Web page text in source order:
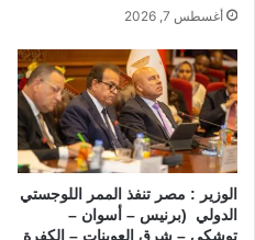
أغسطس 7, 2026
الوزير : مصر تنفذ الممر اللوجستي
الدولي (برنيس – أسوان –
توشكى – شرق العوينات – الكفرة